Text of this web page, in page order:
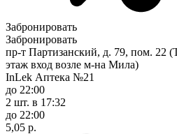
Забронировать
Забронировать
пр-т Партизанский, д. 79, пом. 22
этаж вход возле м-на Мила)
InLek Аптека №21
до 22:00
2 шт. в 17:32
до 22:00
5,05 р.